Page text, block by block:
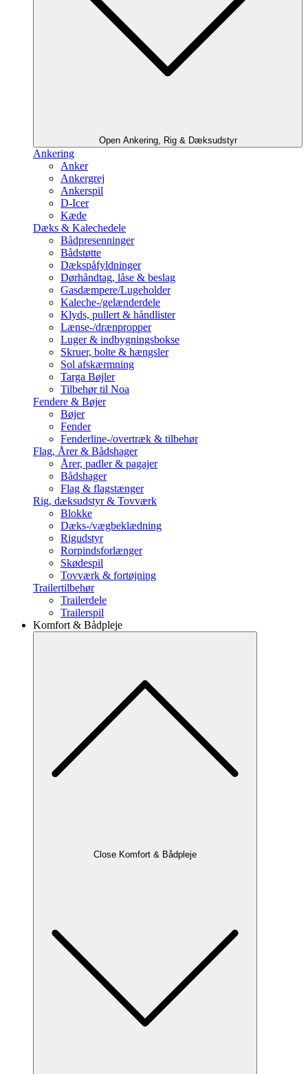
Open Ankering, Rig & Dæksudstyr
Ankering
Anker
Ankergrej
Ankerspil
D-Icer
Kæde
Dæks & Kalechedele
Bådpresenninger
Bådstøtte
Dækspåfyldninger
Dørhåndtag, låse & beslag
Gasdæmpere/Lugeholder
Kaleche-/gelænderdele
Klyds, pullert & håndlister
Lænse-/drænpropper
Luger & indbygningsbokse
Skruer, bolte & hængsler
Sol afskærmning
Targa Bøjler
Tilbehør til Noa
Fendere & Bøjer
Bøjer
Fender
Fenderline-/overtræk & tilbehør
Flag, Årer & Bådshager
Årer, padler & pagajer
Bådshager
Flag & flagstænger
Rig, dæksudstyr & Tovværk
Blokke
Dæks-/vægbeklædning
Rigudstyr
Rorpindsforlænger
Skødespil
Tovværk & fortøjning
Trailertilbehør
Trailerdele
Trailerspil
Komfort & Bådpleje
Close Komfort & Bådpleje